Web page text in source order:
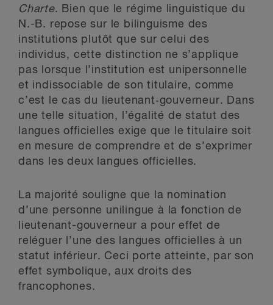
Charte. Bien que le régime linguistique du
N.-B. repose sur le bilinguisme des
institutions plutôt que sur celui des
individus, cette distinction ne s’applique
pas lorsque l’institution est unipersonnelle
et indissociable de son titulaire, comme
c’est le cas du lieutenant‑gouverneur. Dans
une telle situation, l’égalité de statut des
langues officielles exige que le titulaire soit
en mesure de comprendre et de s’exprimer
dans les deux langues officielles.
La majorité souligne que la nomination
d’une personne unilingue à la fonction de
lieutenant-gouverneur a pour effet de
reléguer l’une des langues officielles à un
statut inférieur. Ceci porte atteinte, par son
effet symbolique, aux droits des
francophones.